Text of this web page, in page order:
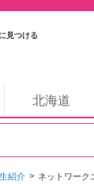
見つける
北海道
紹介 ネットワーク